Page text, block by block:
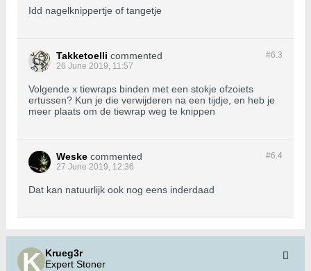
Idd nagelknippertje of tangetje
#6.3
Takketoelli commented
26 June 2019, 11:57
Volgende x tiewraps binden met een stokje ofzoiets
ertussen? Kun je die verwijderen na een tijdje, en heb je
meer plaats om de tiewrap weg te knippen
#6.4
Weske commented
27 June 2019, 12:36
Dat kan natuurlijk ook nog eens inderdaad
Krueg3r
Expert Stoner